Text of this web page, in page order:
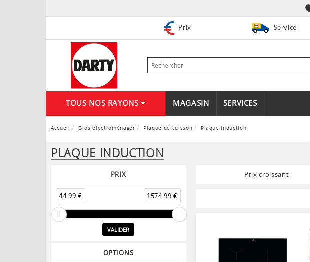
Prix Service
TOUS NOS RAYONS MAGASIN SERVICES
Accueil Gros électroménager Plaque de cuisson Plaque induction
PLAQUE INDUCTION
PRIX
44.99 € 1574.99 €
VALIDER
OPTIONS
Prix croissant